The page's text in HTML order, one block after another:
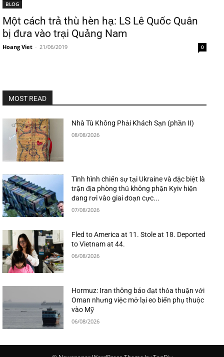
BLOG
Một cách trả thù hèn hạ: LS Lê Quốc Quân
bị đưa vào trại Quảng Nam
Hoang Viet - 21/06/2019 0
MOST READ
Nhà Tù Không Phải Khách Sạn (phần II)
08/08/2026
Tình hình chiến sự tại Ukraine và đặc biệt là
trận địa phòng thủ không phận Kyiv hiện
đang rơi vào giai đoạn cực...
07/08/2026
Fled to America at 11. Stole at 18. Deported
to Vietnam at 44.
06/08/2026
Hormuz: Iran thông báo đạt thỏa thuận với
Oman nhưng việc mở lại eo biển phụ thuộc
vào Mỹ
06/08/2026